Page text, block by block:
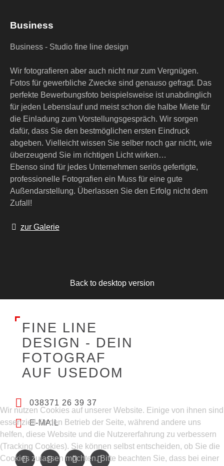
Business
Business - Studio fine line design
Wir fotografieren aber auch nicht nur zum Vergnügen.
Fotos für gewerbliche Zwecke sind genauso gefragt. Das
perfekte Bewerbungsfoto beispielsweise ist unabdinglich
für jeden Lebenslauf und meist schon die halbe Miete für
die Einladung zum Vorstellungsgespräch. Wir sorgen
dafür, dass Sie den bestmöglichen ersten Eindruck
abgeben. Vielleicht wissen Sie selber noch gar nicht, wie
überzeugend Sie im richtigen Licht wirken…
Ebenso sind für jedes Unternehmen seriös gefertigte,
professionelle Fotografien ein Muss für eine gute
Außendarstellung. Überlassen Sie den Erfolg nicht dem
Zufall!
 zur Galerie
Back to desktop version
FI N E LI N E
DESI G N - DEI N
FOTOG RAF
AU F USEDOM
038371 26 39 37
E-MAIL
Wir nutzen Cookies auf unserer Website. Einige von ihnen sind
essenziell für den Betrieb der Seite, während andere uns
helfen, diese Website und die Nutzererfahrung zu verbessern
(Tracking Cookies). Sie können selbst entscheiden, ob Sie die
Cookies zulassen möchten. Bitte beachten Sie, dass bei einer